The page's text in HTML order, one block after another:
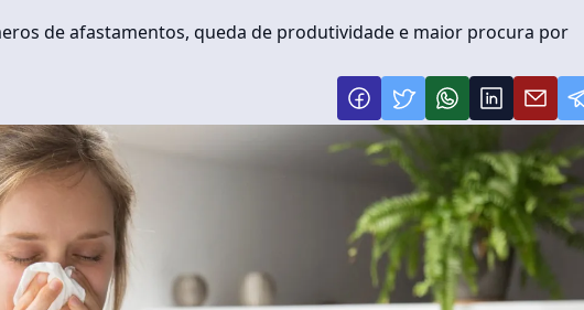
de afastamentos, queda de produtividade e maior procura por